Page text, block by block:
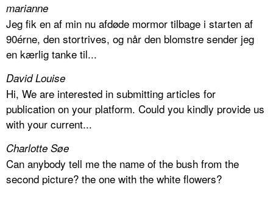
marianne
Jeg fik en af min nu afdøde mormor tilbage i starten af
90érne, den stortrives, og når den blomstre sender jeg
en kærlig tanke til...
David Louise
Hi, We are interested in submitting articles for
publication on your platform. Could you kindly provide us
with your current...
Charlotte Søe
Can anybody tell me the name of the bush from the
second picture? the one with the white flowers?